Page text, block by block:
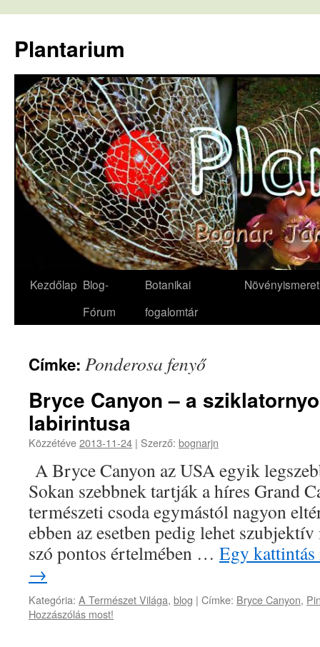
tartalomba
Plantarium
Kezdőlap Blog-
Fórum
Botanikai
fogalomtár
Növényismeret
Címke: Ponderosa fenyő
Bryce Canyon – a
labirintusa
Közzétéve2013-11-24 | Szerző: bognarjn
A Bryce Canyon az USA egyik
Sokan szebbnek tartják a híres Grand
természeti csoda egymástól nagyon
ebben az esetben pedig lehet
szó pontos értelmében … Egy
→
Kategória: A Természet Világa, blog | Címke: Bryce Canyon,
Hozzászólás most!